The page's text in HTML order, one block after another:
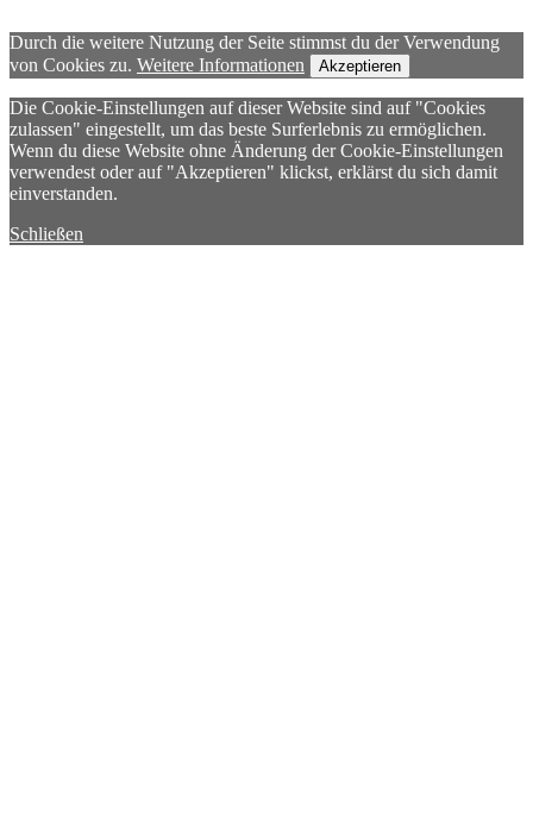
Durch die weitere Nutzung der Seite stimmst du der Verwendung
von Cookies zu. Weitere Informationen Akzeptieren
Die Cookie-Einstellungen auf dieser Website sind auf "Cookies
zulassen" eingestellt, um das beste Surferlebnis zu ermöglichen.
Wenn du diese Website ohne Änderung der Cookie-Einstellungen
verwendest oder auf "Akzeptieren" klickst, erklärst du sich damit
einverstanden.
Schließen